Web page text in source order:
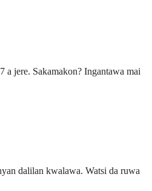
a jere. Sakamakon? Ingantawa mai
dalilan kwalawa. Watsi da ruwa